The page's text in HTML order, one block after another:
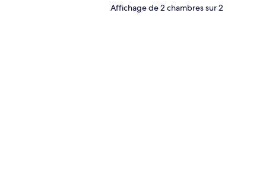
Affichage de 2 chambres sur 2
rideaux.
linge de lit blanc, des oreillers à rayures et une œuvre d’art encadrée au